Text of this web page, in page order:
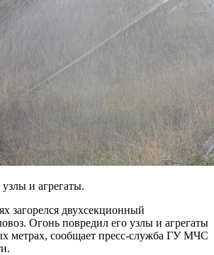
и агрегаты.
загорелся двухсекционный
Огонь повредил его узлы и агрегаты
метрах, сообщает пресс-служба ГУ МЧС